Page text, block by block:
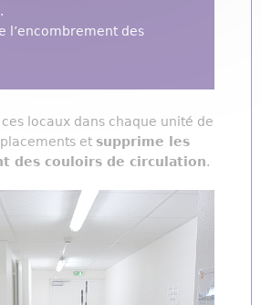
l’encombrement des
locaux dans chaque unité de
et supprime les
des couloirs de circulation.